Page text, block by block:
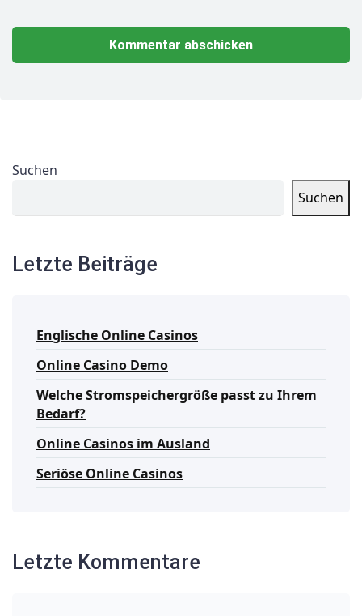
Suchen
Suchen
Letzte Beiträge
Englische Online Casinos
Online Casino Demo
Welche Stromspeichergröße passt zu Ihrem
Bedarf?
Online Casinos im Ausland
Seriöse Online Casinos
Letzte Kommentare